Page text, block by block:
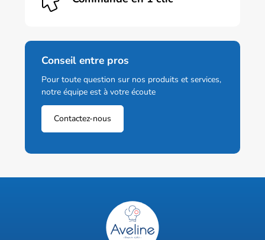
Conseil entre pros
Pour toute question sur nos produits et services,
notre équipe est à votre écoute
Contactez-nous